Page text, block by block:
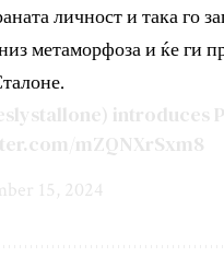
личност и така го
метаморфоза и ќе ги
) introduces
mZQNXrSxm8
15, 2024